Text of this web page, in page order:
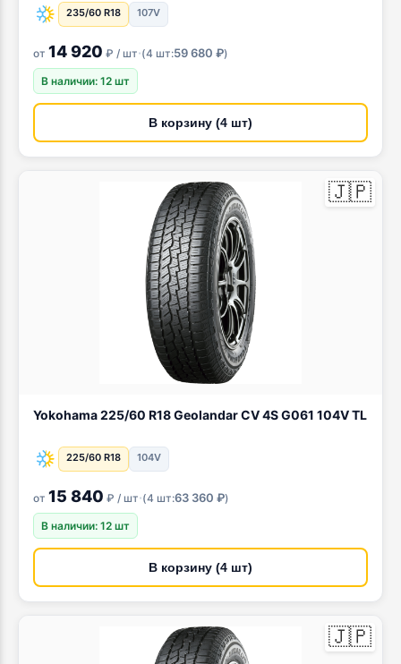
235/60 R18 107V
от 14 920 ₽ / шт·(4 шт:59 680 ₽)
В наличии: 12 шт
В корзину (4 шт)
🇯🇵
Yokohama 225/60 R18 Geolandar CV 4S G061 104V TL
225/60 R18 104V
от 15 840 ₽ / шт·(4 шт:63 360 ₽)
В наличии: 12 шт
В корзину (4 шт)
🇯🇵